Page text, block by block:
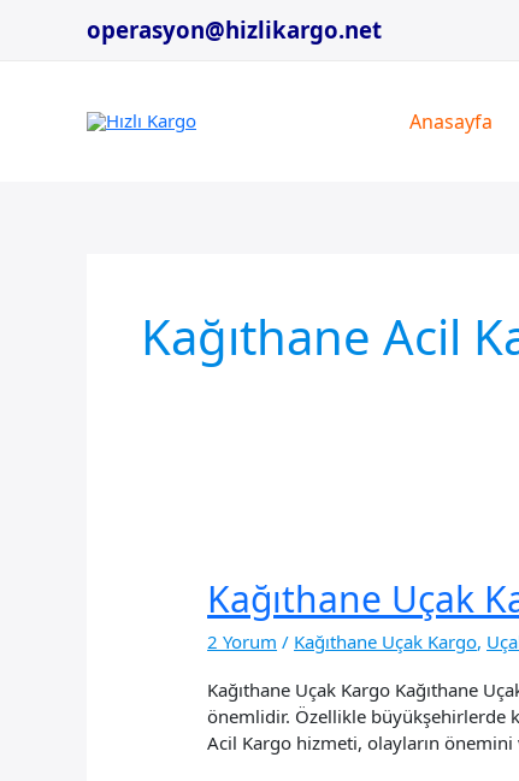
operasyon@hizlikargo.net
Anasayfa
Kağıthane Acil
Kağıthane Uçak
2 Yorum / Kağıthane Uçak Kargo,
Kağıthane Uçak Kargo Kağıthane
önemlidir. Özellikle büyükşehirlerde
Acil Kargo hizmeti, olayların